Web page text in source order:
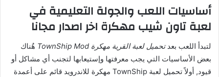
أساسيات اللعب والجولة التعليمية في
لعبة تاون شيب مهكرة اخر اصدار مجانا
لتبدأ اللعب بعدتحميل لعبة القرية مهكرة TownShip Mod
هٌناك
بعض الأساسيات التي يجب معرفتها وإستيعابها لتجنب أي مشاكل أو
قيود, أولاً تحميل لعبة TownShip مهكرة للاندرويد قائم على أعمدة